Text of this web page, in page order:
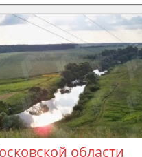
области